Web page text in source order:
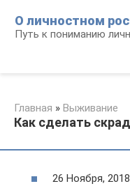
контенту
О личностном
Путь к пониманию
Главная » Выживание
Как сделать
26 Ноября, 2018